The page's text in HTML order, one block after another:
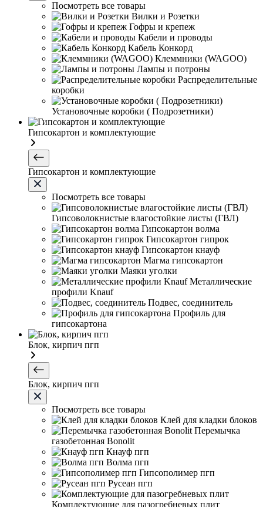
Посмотреть все товары
Вилки и Розетки
Гофры и крепеж
Кабели и проводы
Кабель Конкорд
Клеммники (WAGOО)
Лампы и потроны
Распределительные
коробки
Установочные коробки ( Подрозетники)
Гипсокартон и комплектующие
Гипсокартон и комплектующие
Посмотреть все товары
Гипсоволокнистые влагостойкие листы (ГВЛ)
Гипсокартон волма
Гипсокартон гипрок
Гипсокартон кнауф
Магма гипсокартон
Маяки уголки
Металлические
профили Knauf
Подвес, соединитель
Профиль для
гипсокартона
Блок, кирпич пгп
Блок, кирпич пгп
Посмотреть все товары
Клей для кладки блоков
Перемычка
газобетонная Bonolit
Кнауф пгп
Волма пгп
Гипсополимер пгп
Русеан пгп
Комплектующие для пазогребневых плит